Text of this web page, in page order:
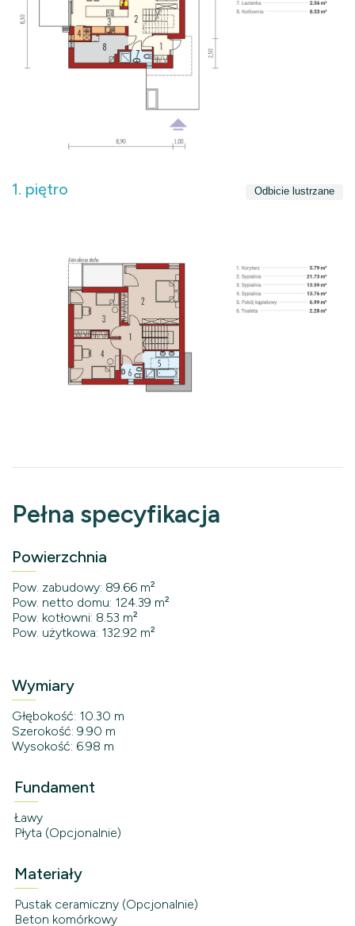
1. piętro Odbicie lustrzane
Pełna specyfikacja
Powierzchnia
Pow. zabudowy: 89.66 m²
Pow. netto domu: 124.39 m²
Pow. kotłowni: 8.53 m²
Pow. użytkowa: 132.92 m²
Wymiary
Głębokość: 10.30 m
Szerokość: 9.90 m
Wysokość: 6.98 m
Fundament
Ławy
Płyta (Opcjonalnie)
Materiały
Pustak ceramiczny (Opcjonalnie)
Beton komórkowy